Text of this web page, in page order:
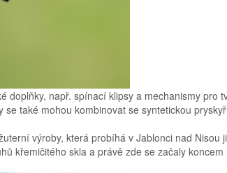
doplňky, např. spínací klipsy a mechanismy pro
také mohou kombinovat se syntetickou
výroby, která probíhá v Jablonci nad Nisou
křemičitého skla a právě zde se začaly koncem